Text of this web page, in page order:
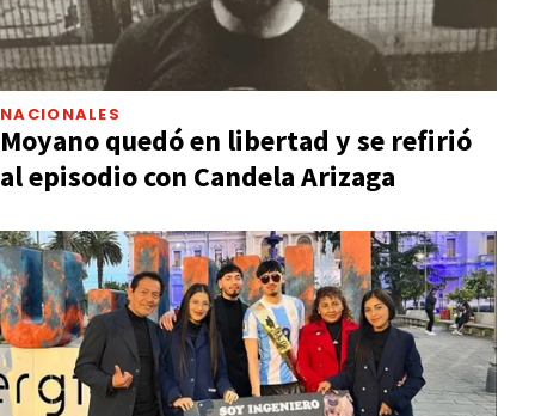
NACIONALES
Moyano quedó en libertad y se refirió
al episodio con Candela Arizaga